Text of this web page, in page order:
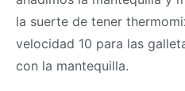
la suerte de tener
velocidad 10 para las
con la mantequilla.